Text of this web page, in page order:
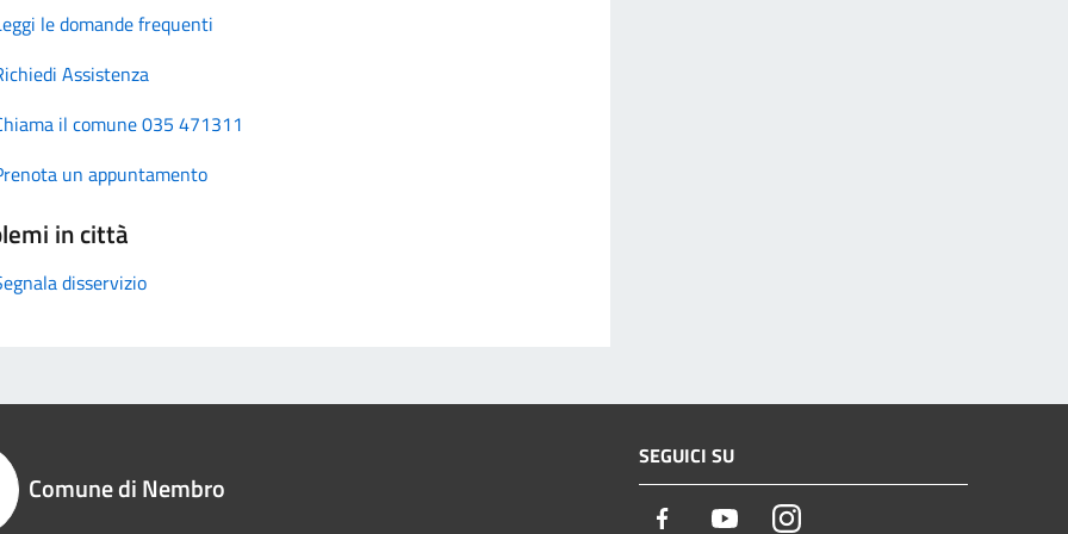
le domande frequenti
Assistenza
il comune 035 471311
un appuntamento
in città
disservizio
Comune di Nembro
SEGUICI SU
Facebook YoutubeInstagram